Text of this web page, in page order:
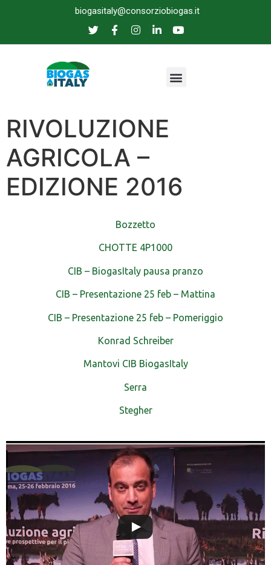
biogasitaly@consorziobiogas.it
RIVOLUZIONE
AGRICOLA –
EDIZIONE 2016
Bozzetto
CHOTTE 4P1000
CIB – BiogasItaly pausa pranzo
CIB – Presentazione 25 feb – Mattina
CIB – Presentazione 25 feb – Pomeriggio
Konrad Schreiber
Mantovi CIB BiogasItaly
Serra
Stegher